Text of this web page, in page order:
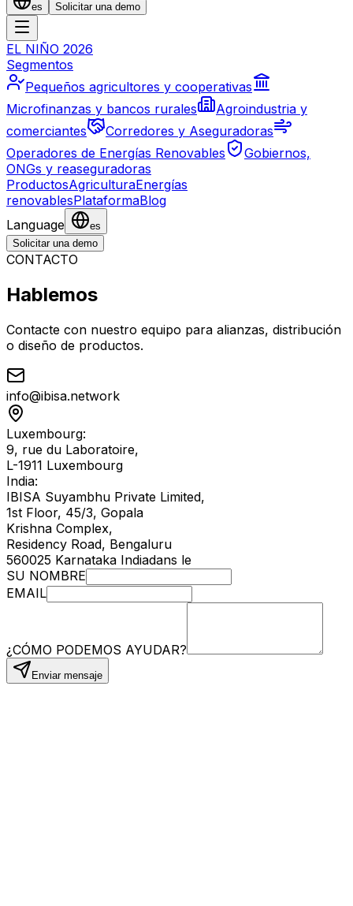
es Solicitar una demo
EL NIÑO 2026
Segmentos
Pequeños agricultores y cooperativas
Microfinanzas y bancos rurales
Agroindustria y
comerciantes
Corredores y Aseguradoras
Operadores de Energías Renovables
Gobiernos,
ONGs y reaseguradoras
ProductosAgriculturaEnergías
renovablesPlataformaBlog
Language
es
Solicitar una demo
CONTACTO
Hablemos
Contacte con nuestro equipo para alianzas, distribución
o diseño de productos.
info@ibisa.network
Luxembourg:
9, rue du Laboratoire,
L-1911 Luxembourg
India:
IBISA Suyambhu Private Limited,
1st Floor, 45/3, Gopala
Krishna Complex,
Residency Road, Bengaluru
560025 Karnataka Indiadans le
SU NOMBRE
EMAIL
¿CÓMO PODEMOS AYUDAR?
Enviar mensaje